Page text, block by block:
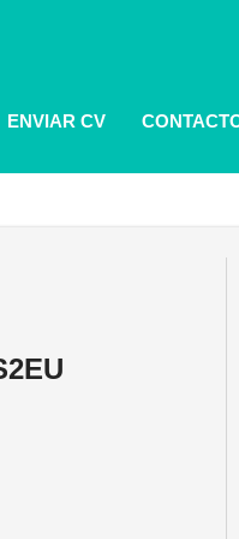
ENVIAR CV